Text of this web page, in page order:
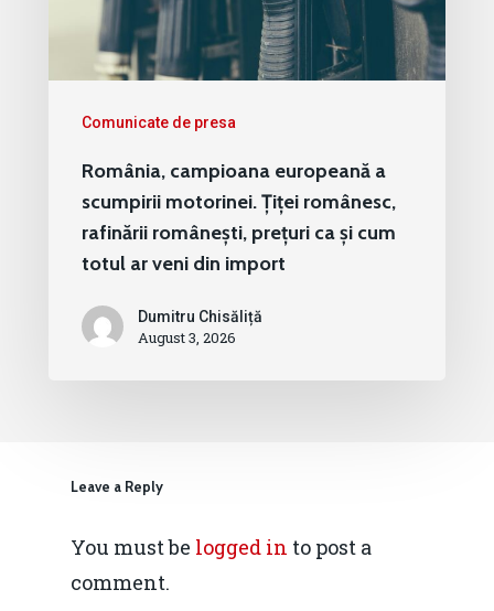
Comunicate de presa
România, campioana europeană a
scumpirii motorinei. Țiței românesc,
rafinării românești, prețuri ca și cum
totul ar veni din import
Dumitru Chisăliță
August 3, 2026
Leave a Reply
You must be logged in to post a
comment.